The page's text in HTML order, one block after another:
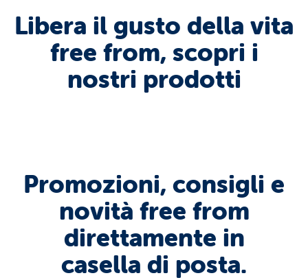
Libera il gusto della vita
free from, scopri i
nostri prodotti
Promozioni, consigli e
novità free from
direttamente in
casella di posta.